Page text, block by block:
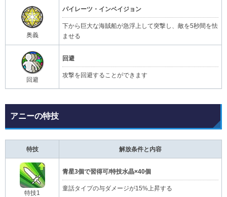
奥義
パイレーツ・インベイジョン
下から巨大な海賊船が急浮上して突撃し、敵を5秒間を怯
ませる
回避
回避
攻撃を回避することができます
アニーの特技
特技 解放条件と内容
特技1
青星3個で習得可/特技水晶×40個
童話タイプの与ダメージが15%上昇する